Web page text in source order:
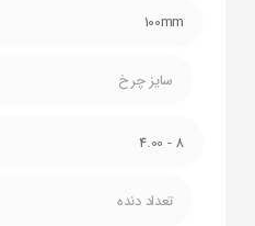
100mm
سایز چرخ
8 - 4.00
تعداد دنده